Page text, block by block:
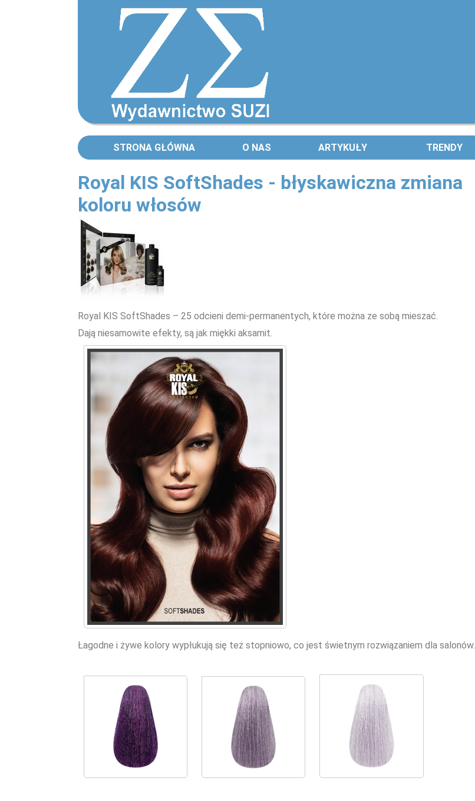
STRONA GŁÓWNA O NAS ARTYKUŁY TRENDY
Royal KIS SoftShades - błyskawiczna zmiana
koloru włosów
Royal KIS SoftShades – 25 odcieni demi-permanentych, które można ze sobą mieszać.
Dają niesamowite efekty, są jak miękki aksamit.
Łagodne i żywe kolory wypłukują się też stopniowo, co jest świetnym rozwiązaniem dla salonów.